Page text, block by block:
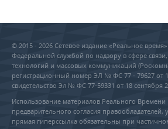
© 2015 - 2026 Сетевое издание «Реальное
Федеральной службой по надзору в сфере
технологий и массовых коммуникаций
регистрационный номер ЭЛ № ФС 77 - 79627 от
свидетельство Эл № ФС 77-59331 от 18 сентября
Использование материалов Реального
предварительного согласия правообладателей,
прямая гиперссылка обязательны при